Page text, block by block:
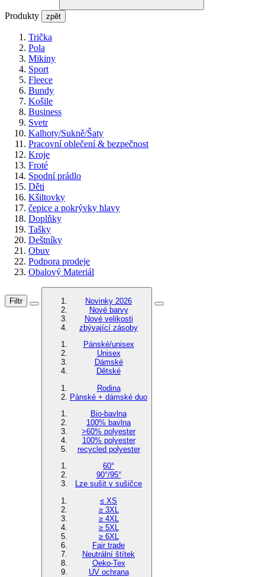
Produkty zpět
Trička
Pola
Mikiny
Sport
Fleece
Bundy
Košile
Business
Svetr
Kalhoty/Sukně/Šaty
Pracovní oblečení & bezpečnost
Kroje
Froté
Spodní prádlo
Děti
Kšiltovky
čepice a pokrývky hlavy
Doplňky
Tašky
Deštníky
Obuv
Podpora prodeje
Obalový Materiál
Filtr
Novinky 2026
Nové barvy
Nové velikosti
zbývající zásoby
Pánské/unisex
Unisex
Dámské
Dětské
Rodina
Pánské + dámské duo
Bio-bavlna
100% bavlna
>60% polyester
100% polyester
recycled polyester
60°
90°/95°
Lze sušit v sušičce
≤ XS
≥ 3XL
≥ 4XL
≥ 5XL
≥ 6XL
Fair trade
Neutrální štítek
Oeko-Tex
UV ochrana